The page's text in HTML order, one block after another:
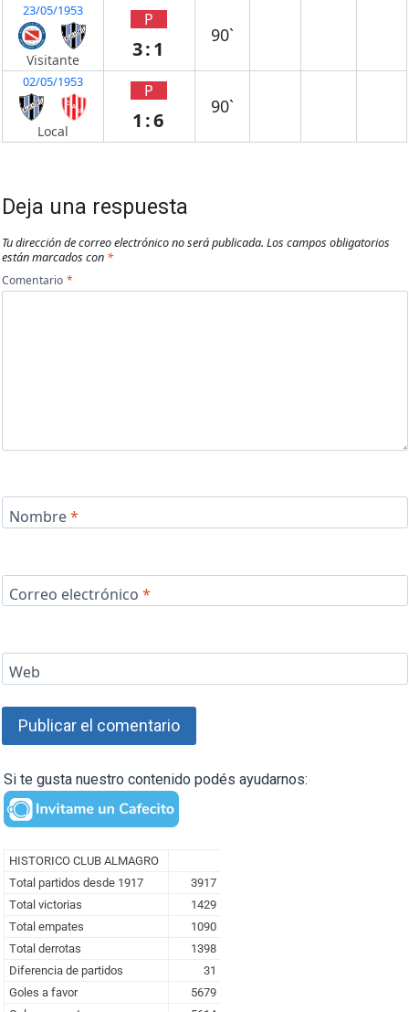
23/05/1953
Visitante
P
3:1
90`
02/05/1953
Local
P
1:6
90`
Deja una respuesta
Tu dirección de correo electrónico no será publicada. Los campos obligatorios
están marcados con *
Comentario *
Nombre*
Correo electrónico *
Web
Si te gusta nuestro contenido podés ayudarnos: